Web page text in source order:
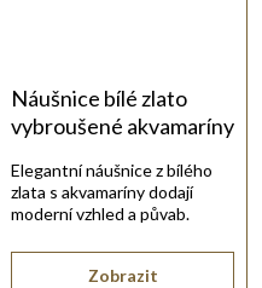
Náušnice bílé zlato
vybroušené akvamaríny
Zobrazit
Elegantní náušnice z bílého
zlata s akvamaríny dodají
moderní vzhled a půvab.